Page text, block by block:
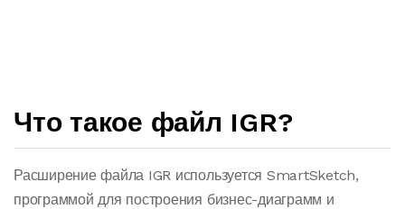
Что такое файл IGR?
Расширение файла IGR используется SmartSketch,
программой для построения бизнес-диаграмм и